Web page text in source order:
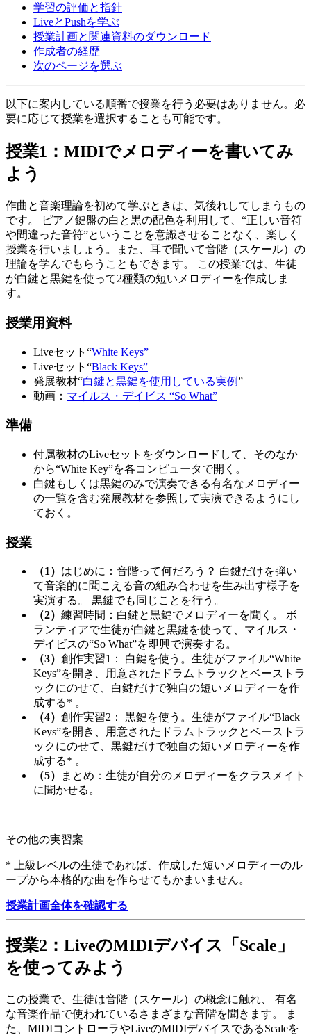
学習の評価と指針
LiveとPushを学ぶ
授業計画と関連資料のダウンロード
作成者の経歴
次のページを選ぶ
以下に案内している順番で授業を行う必要はありません。必
要に応じて授業を選択することも可能です。
授業1：MIDIでメロディーを書いてみ
よう
作曲と音楽理論を初めて学ぶときは、気後れしてしまうもの
です。 ピアノ鍵盤の白と黒の配色を利用して、“正しい音符
や間違った音符”ということを意識させることなく、楽しく
授業を行いましょう。また、耳で聞いて音階（スケール）の
理論を学んでもらうこともできます。 この授業では、生徒
が白鍵と黒鍵を使って2種類の短いメロディーを作成しま
す。
授業用資料
Liveセット“White Keys”
Liveセット“Black Keys”
発展教材“白鍵と黒鍵を使用している実例”
動画： マイルス・デイビス “So What”
準備
付属教材のLiveセットをダウンロードして、そのなか
から“White Key”を各コンピュータで開く。
白鍵もしくは黒鍵のみで演奏できる有名なメロディー
の一覧を含む発展教材を参照して実演できるようにし
ておく。
授業
（1） はじめに：音階って何だろう？ 白鍵だけを弾い
て音楽的に聞こえる音の組み合わせを生み出す様子を
実演する。 黒鍵でも同じことを行う。
（2） 練習時間：白鍵と黒鍵でメロディーを聞く。 ボ
ランティアで生徒が白鍵と黒鍵を使って、マイルス・
デイビスの“So What”を即興で演奏する。
（3） 創作実習1： 白鍵を使う。生徒がファイル“White
Keys”を開き、用意されたドラムトラックとベーストラ
ックにのせて、白鍵だけで独自の短いメロディーを作
成する* 。
（4） 創作実習2： 黒鍵を使う。生徒がファイル“Black
Keys”を開き、用意されたドラムトラックとベーストラ
ックにのせて、黒鍵だけで独自の短いメロディーを作
成する* 。
（5）
まとめ：生徒が自分のメロディーをクラスメイト
に聞かせる。
その他の実習案
* 上級レベルの生徒であれば、作成した短いメロディーのル
ープから本格的な曲を作らせてもかまいません。
授業計画全体を確認する
授業2：LiveのMIDIデバイス「Scale」
を使ってみよう
この授業で、生徒は音階（スケール）の概念に触れ、 有名
な音楽作品で使われているさまざまな音階を聞きます。 ま
た、MIDIコントローラやLiveのMIDIデバイスであるScaleを